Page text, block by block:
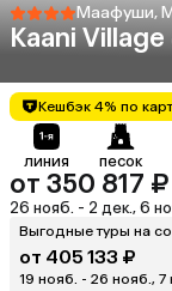
Маафуши,
Kaani Village
Кешбэк 4% по
линия песок
от 350 817 ₽
26 нояб. - 2 дек., 6
Выгодные туры на
от 405 133 ₽
19 нояб. - 26 нояб., 7